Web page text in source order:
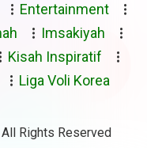
Entertainment
Imsakiyah
Kisah Inspiratif
Liga Voli Korea
Rights Reserved